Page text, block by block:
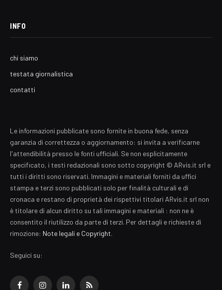
INFO
chi siamo
testata giornalistica
contatti
Le informazioni pubblicate sono fornite in buona fede, senza
garanzia di correttezza o aggiornamento: si invita a verificarne
l'attendibilità presso le fonti ufficiali. Se non esplicitamente
specificato, i testi redazionali sono sotto copyright © ARvis.it srl e
tutti i diritti sono riservati. Immagini e materiali forniti da uffici
stampa e terzi sono pubblicati solo per finalità culturali e di
cronaca e restano di proprietà dei rispettivi titolari ARvis.it srl non
è titolare di alcun diritto su tali immagini e materiali : non ne è
consentito il riutilizzo da parte di terzi. Per dettagli e richieste di
rimozione: Note legali e Copyright.
Seguici su: